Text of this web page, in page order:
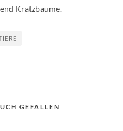
Kratzbäume.
GEFALLEN